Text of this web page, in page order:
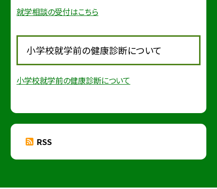
就学相談の受付はこちら
小学校就学前の健康診断について
小学校就学前の健康診断について
RSS